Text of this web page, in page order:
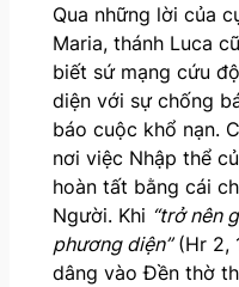
Qua những lời của
Maria, thánh Luca
biết sứ mạng cứu
diện với sự chống
báo cuộc khổ nạn.
nơi việc Nhập thể
hoàn tất bằng cái
Người. Khi “trở nên
phương diện”(Hr 2,
dâng vào Đền thờ